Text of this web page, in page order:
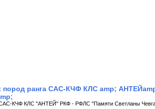
пород ранга САС-КЧФ КЛС amp;
САС-КЧФ КЛС "АНТЕЙ" РКФ - РФЛС "Памяти Светланы